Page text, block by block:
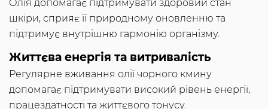
Олія допомагає підтримувати здоровий стан
шкіри, сприяє її природному оновленню та
підтримує внутрішню гармонію організму.
Життєва енергія та витривалість
Регулярне вживання олії чорного кмину
допомагає підтримувати високий рівень енергії,
працездатності та життєвого тонусу.